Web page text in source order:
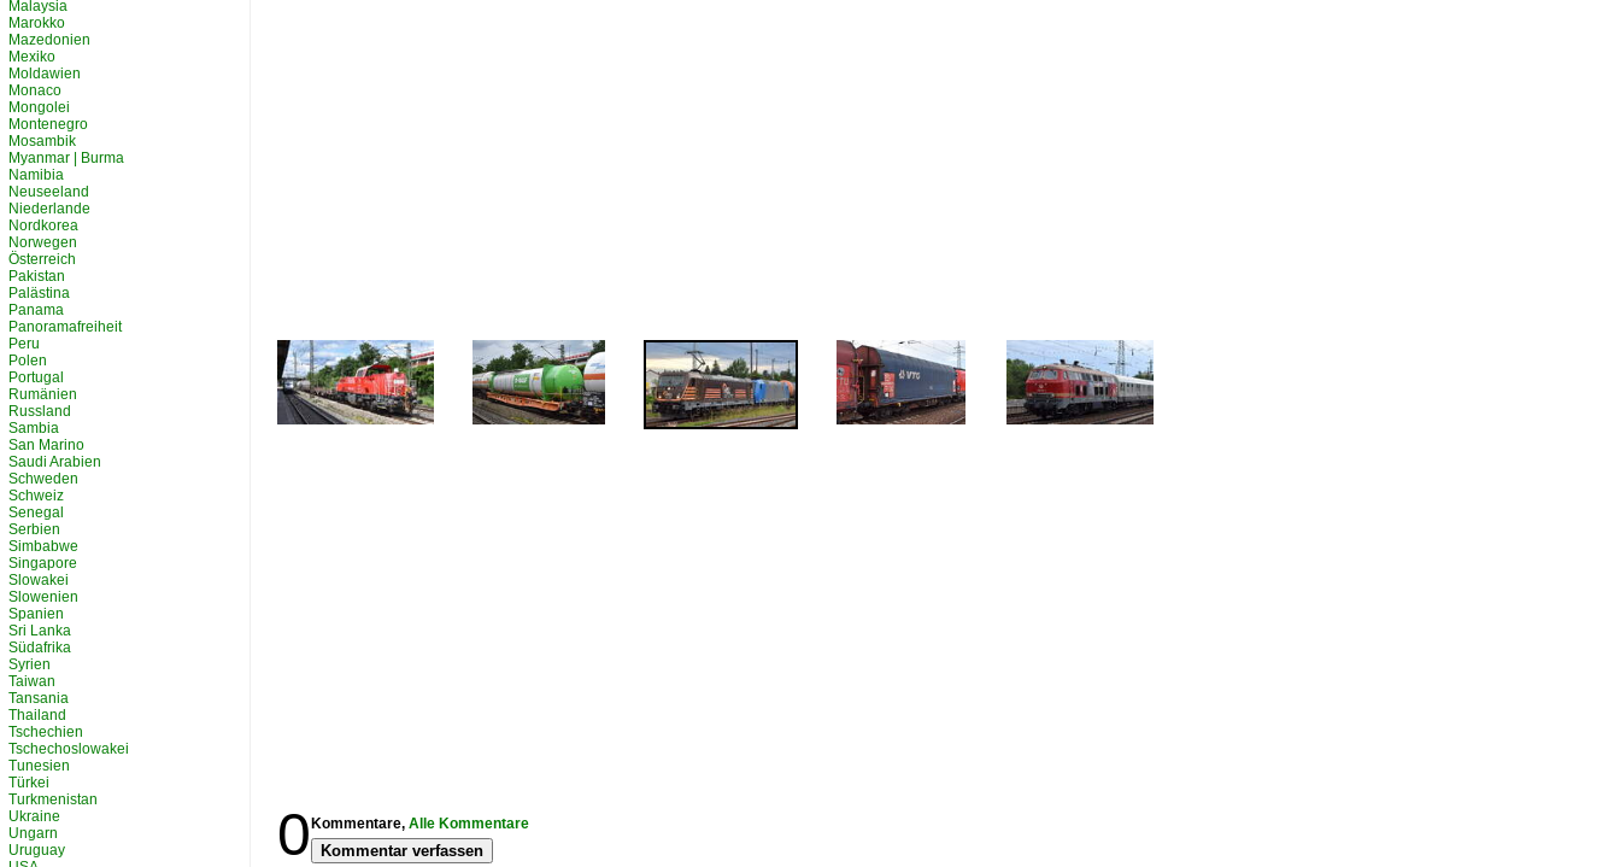
0 Kommentare, Alle Kommentare
Kommentar verfassen
Malaysia
Marokko
Mazedonien
Mexiko
Moldawien
Monaco
Mongolei
Montenegro
Mosambik
Myanmar | Burma
Namibia
Neuseeland
Niederlande
Nordkorea
Norwegen
Österreich
Pakistan
Palästina
Panama
Panoramafreiheit
Peru
Polen
Portugal
Rumänien
Russland
Sambia
San Marino
Saudi Arabien
Schweden
Schweiz
Senegal
Serbien
Simbabwe
Singapore
Slowakei
Slowenien
Spanien
Sri Lanka
Südafrika
Syrien
Taiwan
Tansania
Thailand
Tschechien
Tschechoslowakei
Tunesien
Türkei
Turkmenistan
Ukraine
Ungarn
Uruguay